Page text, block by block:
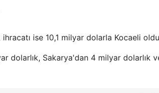
ise 10,1 milyar dolarla Kocaeli
dolarlık, Sakarya'dan 4 milyar dolarlık